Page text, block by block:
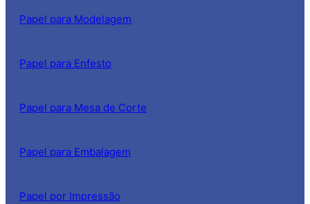
Papel para Modelagem
Papel para Enfesto
Papel para Mesa de Corte
Papel para Embalagem
Papel por Impressão